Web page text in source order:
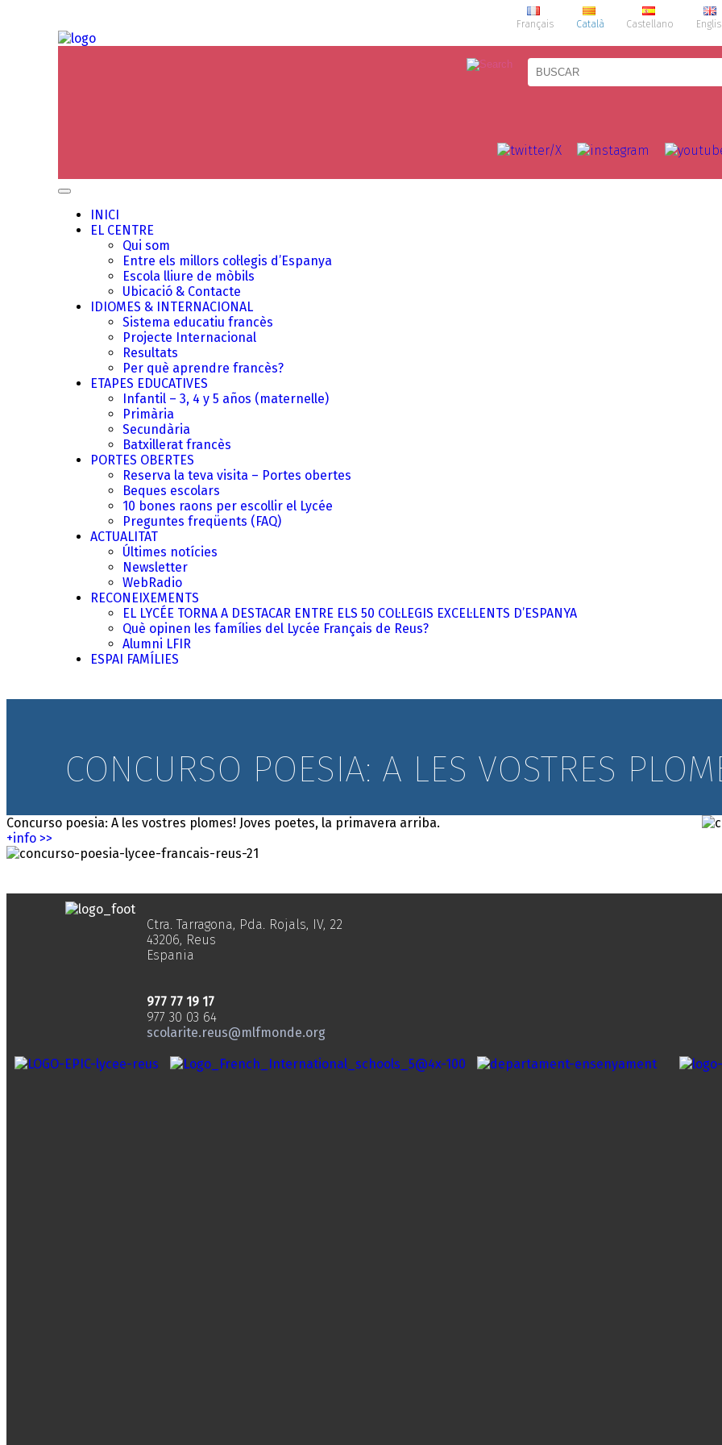
Français Català Castellano
INICI
EL CENTRE
Qui som
Entre els millors col·legis d’Espanya
Escola lliure de mòbils
Ubicació & Contacte
IDIOMES & INTERNACIONAL
Sistema educatiu francès
Projecte Internacional
Resultats
Per què aprendre francès?
ETAPES EDUCATIVES
Infantil – 3, 4 y 5 años (maternelle)
Primària
Secundària
Batxillerat francès
PORTES OBERTES
Reserva la teva visita – Portes obertes
Beques escolars
10 bones raons per escollir el Lycée
Preguntes freqüents (FAQ)
ACTUALITAT
Últimes notícies
Newsletter
WebRadio
RECONEIXEMENTS
EL LYCÉE TORNA A DESTACAR ENTRE ELS 50 COL·LEGIS EXCEL·LENTS D’ESPANYA
Què opinen les famílies del Lycée Français de Reus?
Alumni LFIR
ESPAI FAMÍLIES
CONCURSO POESIA: A LES VOSTRES
Concurso poesia: A les vostres plomes! Joves poetes, la primavera arriba.
+info >>
Ctra. Tarragona, Pda. Rojals, IV, 22
43206, Reus
Espania
977 77 19 17
977 30 03 64
scolarite.reus@mlfmonde.org